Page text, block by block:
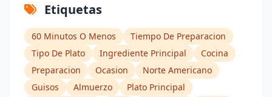
Etiquetas
60 Minutos O Menos
Tiempo De Preparacion
Tipo De Plato
Ingrediente Principal
Cocina
Preparacion
Ocasion
Norte Americano
Guisos
Almuerzo
Plato Principal